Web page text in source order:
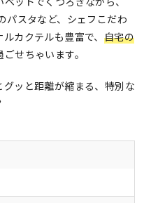
パスタなど、シェフこだわ
カクテルも豊富で、 自宅の
ごせちゃいます。
ッと距離が縮まる、特別な